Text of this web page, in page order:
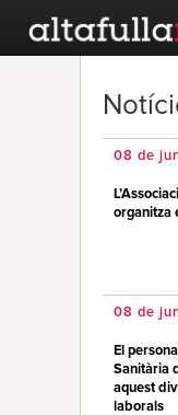
08 de
organitza
08 de
El
Sanitària
aquest
laborals